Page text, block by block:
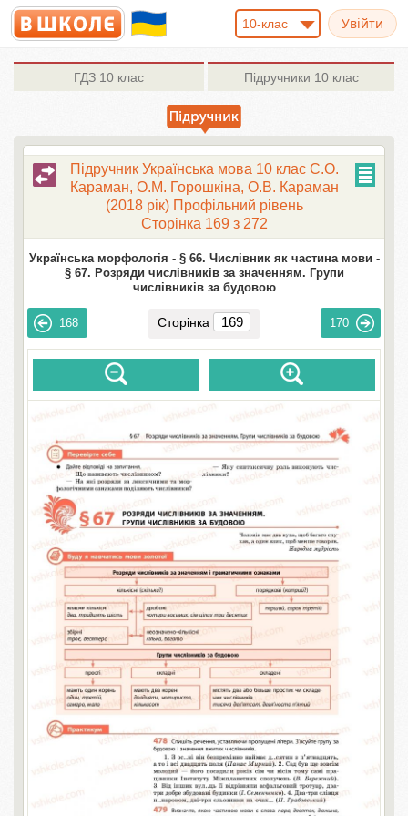
10-клас
ГДЗ 10 клас Підручники 10 клас
Підручник Українська мова 10 клас С.О.
Караман, О.М. Горошкіна, О.В. Караман
(2018 рік) Профільний рівень
Сторінка 169 з 272
Українська морфологія - § 66. Числівник як частина мови -
§ 67. Розряди числівників за значенням. Групи
числівників за будовою
168 Сторінка 170